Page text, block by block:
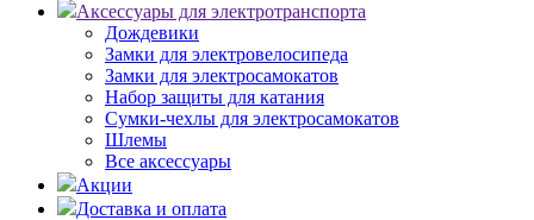
Аксессуары для электротранспорта
Дождевики
Замки для электровелосипеда
Замки для электросамокатов
Набор защиты для катания
Сумки-чехлы для электросамокатов
Шлемы
Все аксессуары
Акции
Доставка и оплата